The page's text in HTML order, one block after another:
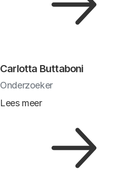
Carlotta Buttaboni
Onderzoeker
Lees meer